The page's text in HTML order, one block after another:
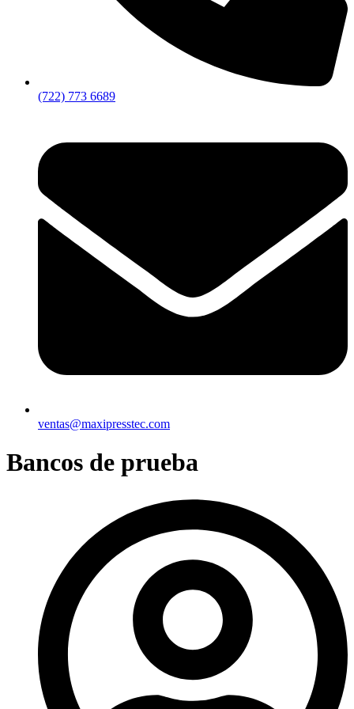
(722) 773 6689
ventas@maxipresstec.com
Bancos de prueba